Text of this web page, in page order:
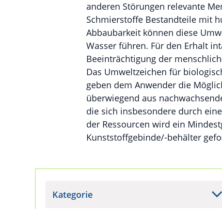
anderen Störungen relevante
Schmierstoffe Bestandteile mit
Abbaubarkeit können diese
Wasser führen. Für den Erhalt
Beeinträchtigung der
Das Umweltzeichen für
geben dem Anwender die
überwiegend aus
die sich insbesondere durch
der Ressourcen wird ein
Kunststoffgebinde/-behälter
Kategorie